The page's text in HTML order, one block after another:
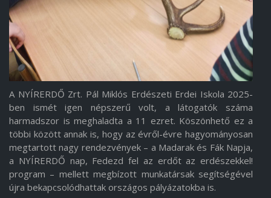
A NYÍRERDŐ Zrt. Pál Miklós Erdészeti Erdei Iskola 2025-
ben ismét igen népszerű volt, a látogatók száma
harmadszor is meghaladta a 11 ezret. Köszönhető ez a
többi között annak is, hogy az évről-évre hagyományosan
megtartott nagy rendezvények – a Madarak és Fák Napja,
a NYÍRERDŐ nap, Fedezd fel az erdőt az erdészekkel!
program – mellett megbízott munkatársak segítségével
újra bekapcsolódhattak országos pályázatokba is.